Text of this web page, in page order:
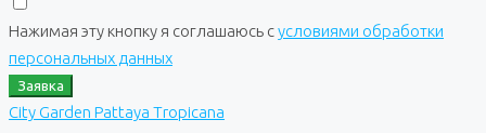
Нажимая эту кнопку я соглашаюсь сусловиями обработки
персональных данных
Заявка
City Garden Pattaya Tropicana